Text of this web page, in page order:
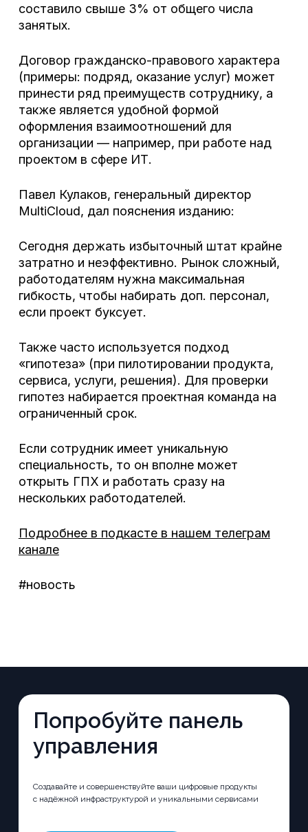
составило свыше 3% от общего числа
занятых.
Договор гражданско-правового характера
(примеры: подряд, оказание услуг) может
принести ряд преимуществ сотруднику, а
также является удобной формой
оформления взаимоотношений для
организации — например, при работе над
проектом в сфере ИТ.
Павел Кулаков, генеральный директор
MultiCloud, дал пояснения изданию:
Сегодня держать избыточный штат крайне
затратно и неэффективно. Рынок сложный,
работодателям нужна максимальная
гибкость, чтобы набирать доп. персонал,
если проект буксует.
Также часто используется подход
«гипотеза» (при пилотировании продукта,
сервиса, услуги, решения). Для проверки
гипотез набирается проектная команда на
ограниченный срок.
Если сотрудник имеет уникальную
специальность, то он вполне может
открыть ГПХ и работать сразу на
нескольких работодателей.
Подробнее в подкасте в нашем телеграм
канале
#новость
Попробуйте панель
управления
Создавайте и совершенствуйте ваши цифровые продукты
с надёжной инфраструктурой и уникальными сервисами